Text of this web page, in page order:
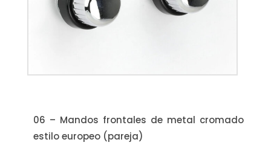
06 – Mandos frontales de metal cromado
estilo europeo (pareja)